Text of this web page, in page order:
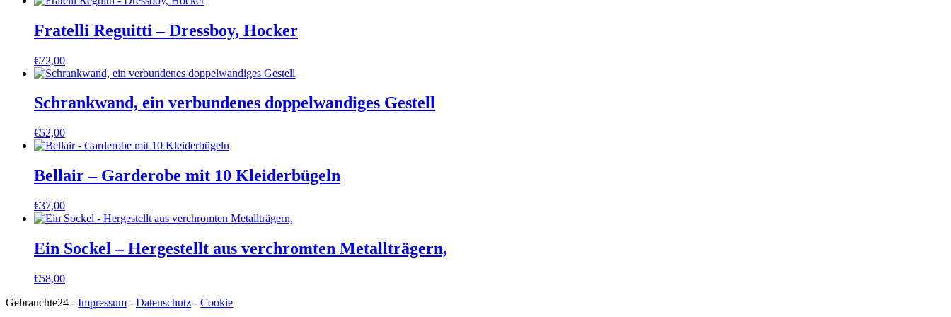
Fratelli Reguitti – Dressboy, Hocker
€72,00
Schrankwand, ein verbundenes doppelwandiges Gestell
€52,00
Bellair – Garderobe mit 10 Kleiderbügeln
€37,00
Ein Sockel – Hergestellt aus verchromten Metallträgern,
€58,00
Gebrauchte24 - Impressum - Datenschutz - Cookie